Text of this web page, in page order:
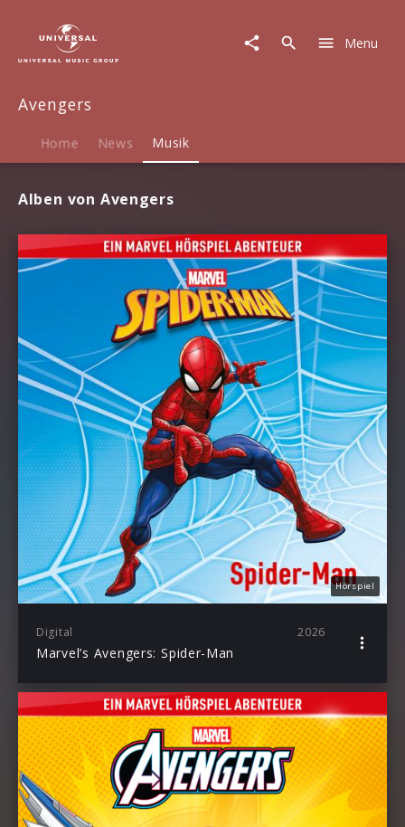
Menu
Avengers
Home News Musik
Alben von Avengers
Hörspiel
Digital 2026
Marvel’s Avengers: Spider-Man